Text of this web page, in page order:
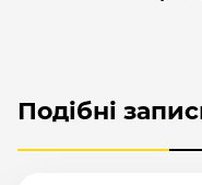
Подібні